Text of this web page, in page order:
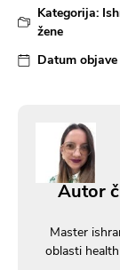
Kategorija:
žene
Datum
Autor
Master
oblasti